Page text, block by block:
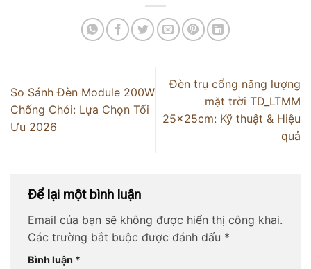
So Sánh Đèn Module 200W
Chống Chói: Lựa Chọn Tối
Ưu 2026
Đèn trụ cổng năng lượng
mặt trời TD_LTMM
25x25cm: Kỹ thuật & Hiệu
quả
Để lại một bình luận
Email của bạn sẽ không được hiển thị công khai.
Các trường bắt buộc được đánh dấu *
Bình luận *